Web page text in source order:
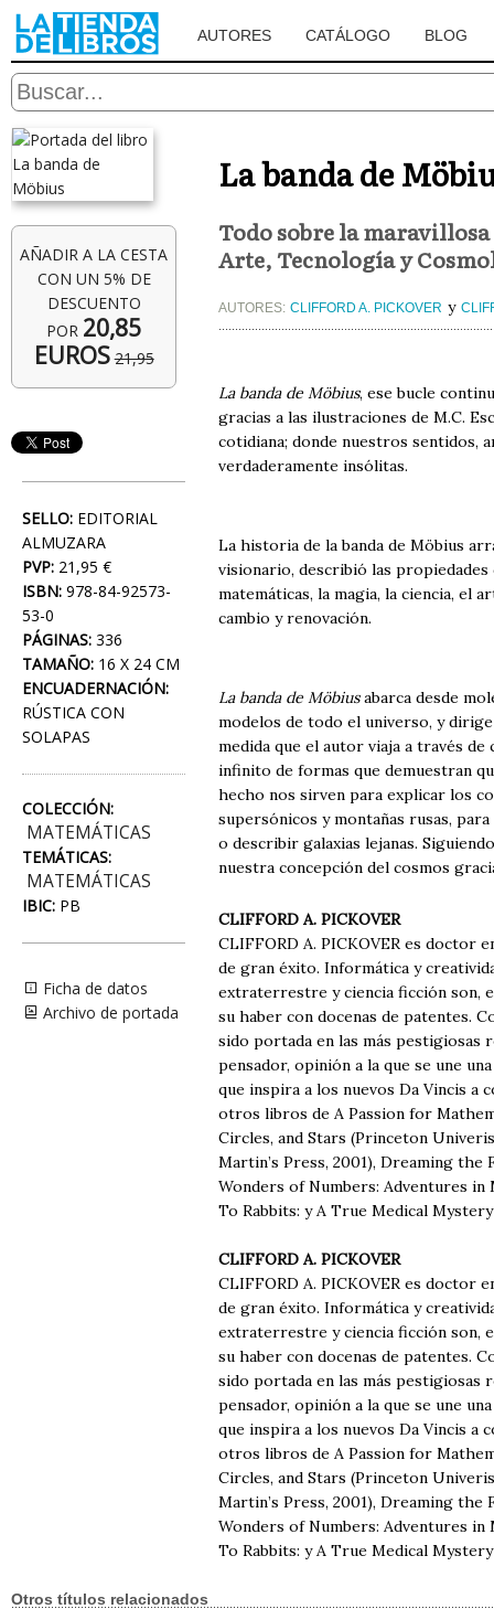
AUTORES CATÁLOGO BLOG
AÑADIR A LA CESTA
CON UN 5% DE
DESCUENTO
POR 20,85
EUROS 21,95
SELLO: EDITORIAL
ALMUZARA
PVP: 21,95 €
ISBN: 978-84-92573-
53-0
PÁGINAS: 336
TAMAÑO: 16 X 24 CM
ENCUADERNACIÓN:
RÚSTICA CON
SOLAPAS
COLECCIÓN:
MATEMÁTICAS
TEMÁTICAS:
MATEMÁTICAS
IBIC: PB
Ficha de datos
Archivo de portada
La banda de
Todo sobre la
Arte, Tecnología y
AUTORES: CLIFFORD A. PICKOVER y
La banda de Möbius, ese bucle
gracias a las ilustraciones de M.C.
cotidiana; donde nuestros sentidos,
verdaderamente insólitas.
La historia de la banda de Möbius
visionario, describió las
matemáticas, la magia, la ciencia, el
cambio y renovación.
La banda de Möbiusabarca desde
modelos de todo el universo, y
medida que el autor viaja a través
infinito de formas que demuestran
hecho nos sirven para explicar los
supersónicos y montañas rusas,
o describir galaxias lejanas.
nuestra concepción del cosmos
CLIFFORD A. PICKOVER
CLIFFORD A. PICKOVER es doctor
de gran éxito. Informática y
extraterrestre y ciencia ficción son,
su haber con docenas de patentes.
sido portada en las más pestigiosas
pensador, opinión a la que se une
que inspira a los nuevos Da Vincis a
otros libros de A Passion for
Circles, and Stars (Princeton
Martin’s Press, 2001), Dreaming
Wonders of Numbers: Adventures
To Rabbits: y A True Medical
CLIFFORD A. PICKOVER
CLIFFORD A. PICKOVER es doctor
de gran éxito. Informática y
extraterrestre y ciencia ficción son,
su haber con docenas de patentes.
sido portada en las más pestigiosas
pensador, opinión a la que se une
que inspira a los nuevos Da Vincis a
otros libros de A Passion for
Circles, and Stars (Princeton
Martin’s Press, 2001), Dreaming
Wonders of Numbers: Adventures
To Rabbits: y A True Medical
Otros títulos relacionados